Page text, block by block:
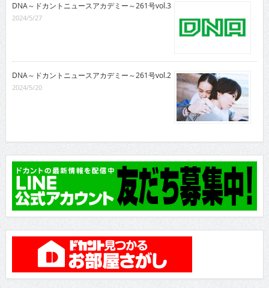
DNA～ドカントニュースアカデミー～261号vol.3
2024/5/27
DNA～ドカントニュースアカデミー～261号vol.2
2024/5/20